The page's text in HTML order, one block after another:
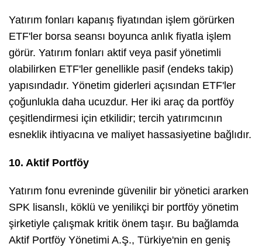
Yatırım fonları kapanış fiyatından işlem görürken
ETF'ler borsa seansı boyunca anlık fiyatla işlem
görür. Yatırım fonları aktif veya pasif yönetimli
olabilirken ETF'ler genellikle pasif (endeks takip)
yapısındadır. Yönetim giderleri açısından ETF'ler
çoğunlukla daha ucuzdur. Her iki araç da portföy
çeşitlendirmesi için etkilidir; tercih yatırımcının
esneklik ihtiyacına ve maliyet hassasiyetine bağlıdır.
10. Aktif Portföy
Yatırım fonu evreninde güvenilir bir yönetici ararken
SPK lisanslı, köklü ve yenilikçi bir portföy yönetim
şirketiyle çalışmak kritik önem taşır. Bu bağlamda
Aktif Portföy Yönetimi A.Ş., Türkiye'nin en geniş